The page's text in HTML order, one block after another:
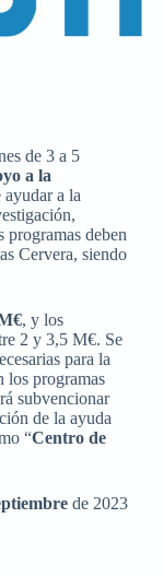
de 3 a 5
a la
a la
deben
Cervera, siendo
, y los
2 y 3,5 M€. Se
para la
los programas
subvencionar
de la ayuda
“Centro de
de 2023